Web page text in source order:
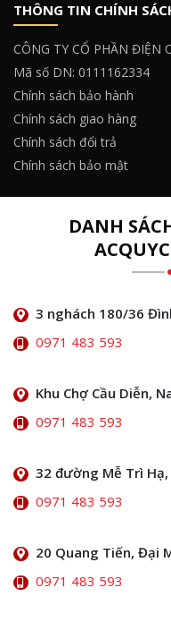
THÔNG TIN CHÍNH
CÔNG TY CỔ PHẦN ĐIỆN
Mã số DN: 0111162334
Chính sách bảo hành
Chính sách giao hàng
Chính sách đổi trả
Chính sách bảo mật
DANH
3 nghách 180/36
0971 483 593
Khu Chợ Cầu Diễn,
0971 483 593
32 đường Mễ Trì
0971 483 593
20 Quang Tiến, Đại
0971 483 593